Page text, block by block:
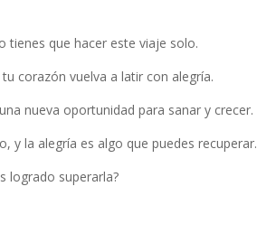
tienes que hacer este viaje solo.
corazón vuelva a latir con alegría.
nueva oportunidad para sanar y crecer.
y la alegría es algo que puedes recuperar.
logrado superarla?